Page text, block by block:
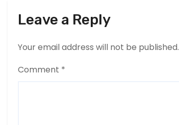
Leave a Reply
Your email address will not be published.
Comment *